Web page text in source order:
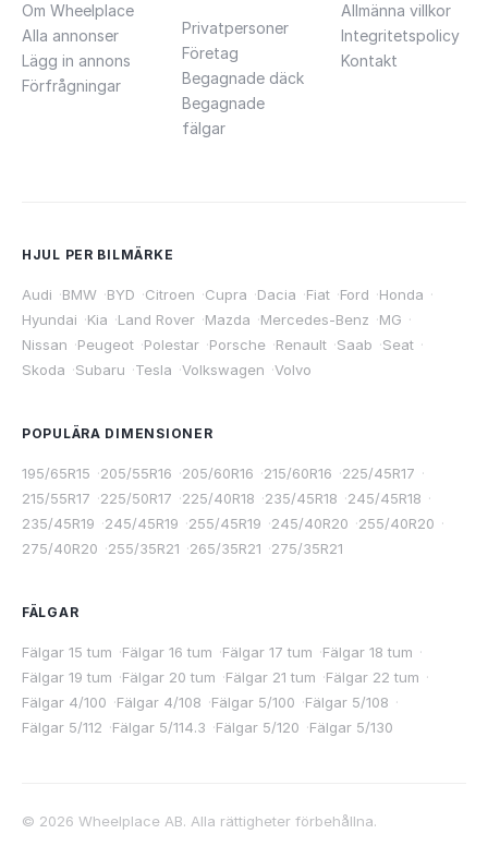
Om Wheelplace
Alla annonser
Lägg in annons
Förfrågningar
Privatpersoner
Företag
Begagnade däck
Begagnade
fälgar
Allmänna villkor
Integritetspolicy
Kontakt
HJUL PER BILMÄRKE
Audi ·BMW ·BYD ·Citroen ·Cupra ·Dacia ·Fiat ·Ford ·Honda ·
Hyundai ·Kia ·Land Rover ·Mazda ·Mercedes-Benz ·MG ·
Nissan ·Peugeot ·Polestar ·Porsche ·Renault ·Saab ·Seat ·
Skoda ·Subaru ·Tesla ·Volkswagen ·Volvo
POPULÄRA DIMENSIONER
195/65R15 ·205/55R16 ·205/60R16 ·215/60R16 ·225/45R17 ·
215/55R17 ·225/50R17 ·225/40R18 ·235/45R18 ·245/45R18 ·
235/45R19 ·245/45R19 ·255/45R19 ·245/40R20 ·255/40R20 ·
275/40R20 ·255/35R21 ·265/35R21 ·275/35R21
FÄLGAR
Fälgar 15 tum ·Fälgar 16 tum ·Fälgar 17 tum ·Fälgar 18 tum ·
Fälgar 19 tum ·Fälgar 20 tum ·Fälgar 21 tum ·Fälgar 22 tum ·
Fälgar 4/100 ·Fälgar 4/108 ·Fälgar 5/100 ·Fälgar 5/108 ·
Fälgar 5/112 ·Fälgar 5/114.3 ·Fälgar 5/120 ·Fälgar 5/130
© 2026 Wheelplace AB. Alla rättigheter förbehållna.